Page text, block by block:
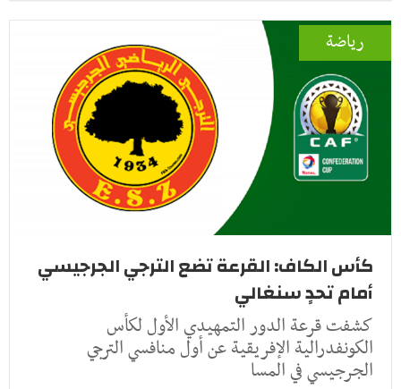
رياضة
كأس الكاف: القرعة تضع الترجي الجرجيسي
أمام تحدٍ سنغالي
كشفت قرعة الدور التمهيدي الأول لكأس
الكونفدرالية الإفريقية عن أول منافسي الترجي
الجرجيسي في المسا